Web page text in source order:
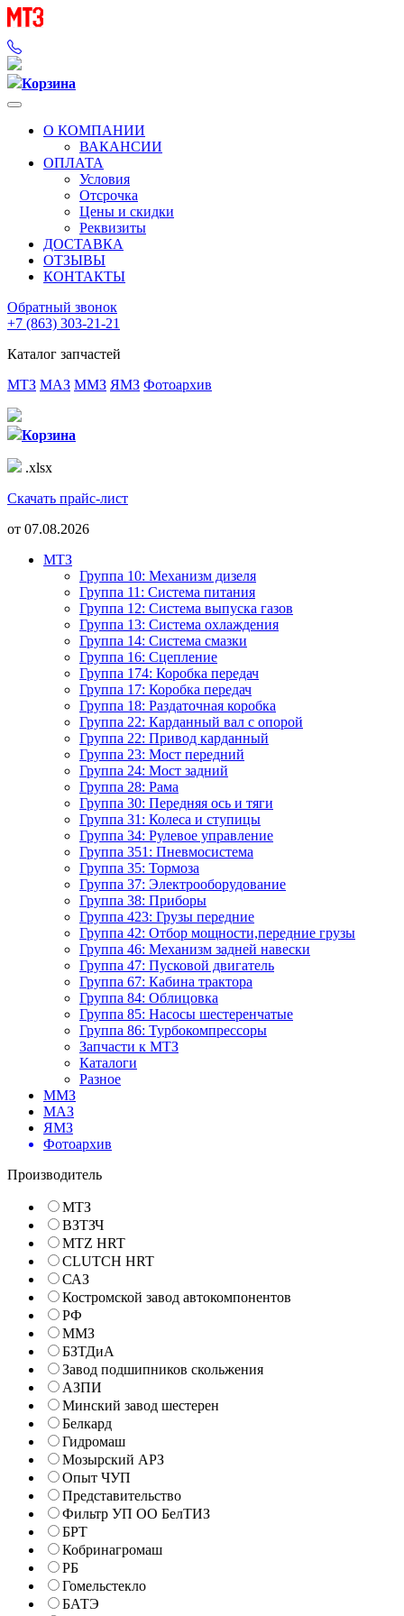
Корзина
О КОМПАНИИ
ВАКАНСИИ
ОПЛАТА
Условия
Отсрочка
Цены и скидки
Реквизиты
ДОСТАВКА
ОТЗЫВЫ
КОНТАКТЫ
Обратный звонок
+7 (863) 303-21-21
Каталог запчастей
МТЗ МАЗ ММЗ ЯМЗ Фотоархив
Корзина
.xlsx
Скачать прайс-лист
от 07.08.2026
МТЗ
Группа 10: Механизм дизеля
Группа 11: Система питания
Группа 12: Система выпуска газов
Группа 13: Система охлаждения
Группа 14: Система смазки
Группа 16: Сцепление
Группа 174: Коробка передач
Группа 17: Коробка передач
Группа 18: Раздаточная коробка
Группа 22: Карданный вал с опорой
Группа 22: Привод карданный
Группа 23: Мост передний
Группа 24: Мост задний
Группа 28: Рама
Группа 30: Передняя ось и тяги
Группа 31: Колеса и ступицы
Группа 34: Рулевое управление
Группа 351: Пневмосистема
Группа 35: Тормоза
Группа 37: Электрооборудование
Группа 38: Приборы
Группа 423: Грузы передние
Группа 42: Отбор мощности,передние грузы
Группа 46: Механизм задней навески
Группа 47: Пусковой двигатель
Группа 67: Кабина трактора
Группа 84: Облицовка
Группа 85: Насосы шестеренчатые
Группа 86: Турбокомпрессоры
Запчасти к МТЗ
Каталоги
Разное
ММЗ
МАЗ
ЯМЗ
Фотоархив
Производитель
МТЗ
ВЗТЗЧ
MTZ HRT
CLUTCH HRT
САЗ
Костромской завод автокомпонентов
РФ
ММЗ
БЗТДиА
Завод подшипников скольжения
АЗПИ
Минский завод шестерен
Белкард
Гидромаш
Мозырский АРЗ
Опыт ЧУП
Представительство
Фильтр УП ОО БелТИЗ
БРТ
Кобринагромаш
РБ
Гомельстекло
БАТЭ